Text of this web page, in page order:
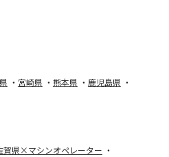
宮崎県 熊本県
鹿児島県
賀県×マシンオペレーター